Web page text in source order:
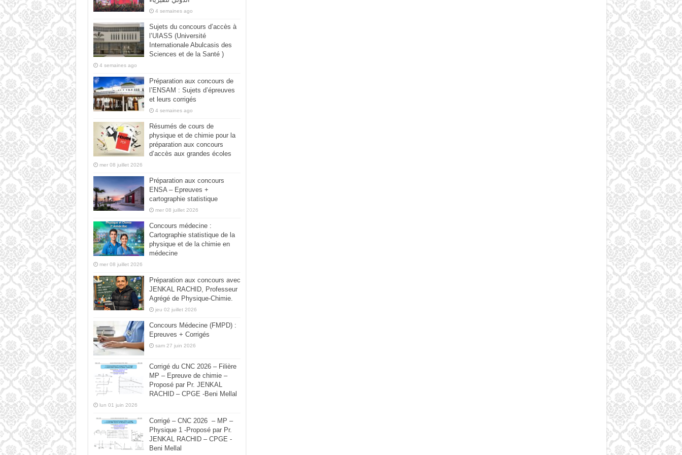
4 semaines ago
Sujets du concours d’accès à
l’UIASS (Université
Internationale Abulcasis des
Sciences et de la Santé )
4 semaines ago
Préparation aux concours de
l’ENSAM : Sujets d’épreuves
et leurs corrigés
4 semaines ago
Résumés de cours de
physique et de chimie pour la
préparation aux concours
d’accès aux grandes écoles
mer 08 juillet 2026
Préparation aux concours
ENSA – Epreuves +
cartographie statistique
mer 08 juillet 2026
Concours médecine :
Cartographie statistique de la
physique et de la chimie en
médecine
mer 08 juillet 2026
Préparation aux concours avec
JENKAL RACHID, Professeur
Agrégé de Physique-Chimie.
jeu 02 juillet 2026
Concours Médecine (FMPD) :
Epreuves + Corrigés
sam 27 juin 2026
Corrigé du CNC 2026 – Filière
MP – Epreuve de chimie –
Proposé par Pr. JENKAL
RACHID – CPGE -Beni Mellal
lun 01 juin 2026
Corrigé – CNC 2026 – MP –
Physique 1 -Proposé par Pr.
JENKAL RACHID – CPGE -
Beni Mellal